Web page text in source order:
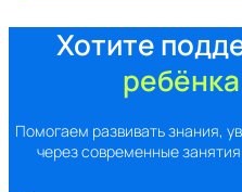
Хотите
ребёнка
Помогаем развивать знания,
через современные